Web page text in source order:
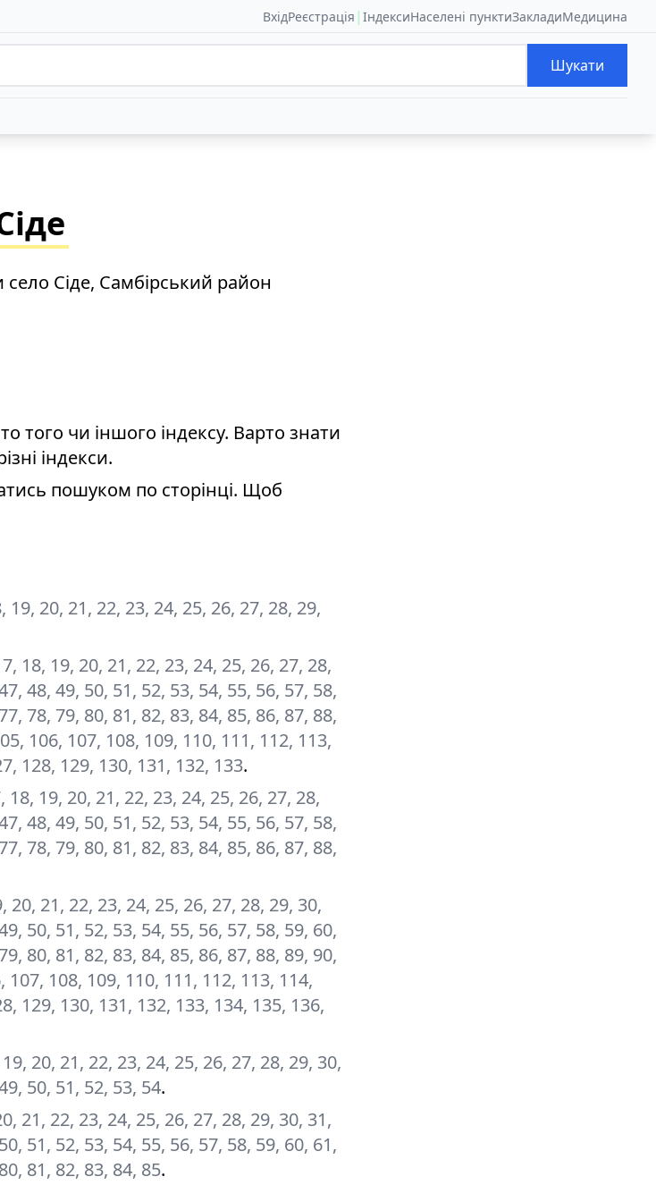
ВхідРеєстрація | ІндексиНаселені пунктиЗакладиМедицина
Шукати
село Сіде, Самбірський район
того чи іншого індексу. Варто знати
індекси.
пошуком по сторінці. Щоб
20, 21, 22, 23, 24, 25, 26, 27, 28, 29,
18, 19, 20, 21, 22, 23, 24, 25, 26, 27, 28,
48, 49, 50, 51, 52, 53, 54, 55, 56, 57, 58,
78, 79, 80, 81, 82, 83, 84, 85, 86, 87, 88,
106, 107, 108, 109, 110, 111, 112, 113,
128, 129, 130, 131, 132, 133.
19, 20, 21, 22, 23, 24, 25, 26, 27, 28,
48, 49, 50, 51, 52, 53, 54, 55, 56, 57, 58,
78, 79, 80, 81, 82, 83, 84, 85, 86, 87, 88,
20, 21, 22, 23, 24, 25, 26, 27, 28, 29, 30,
50, 51, 52, 53, 54, 55, 56, 57, 58, 59, 60,
80, 81, 82, 83, 84, 85, 86, 87, 88, 89, 90,
108, 109, 110, 111, 112, 113, 114,
129, 130, 131, 132, 133, 134, 135, 136,
20, 21, 22, 23, 24, 25, 26, 27, 28, 29, 30,
50, 51, 52, 53, 54.
21, 22, 23, 24, 25, 26, 27, 28, 29, 30, 31,
51, 52, 53, 54, 55, 56, 57, 58, 59, 60, 61,
81, 82, 83, 84, 85.